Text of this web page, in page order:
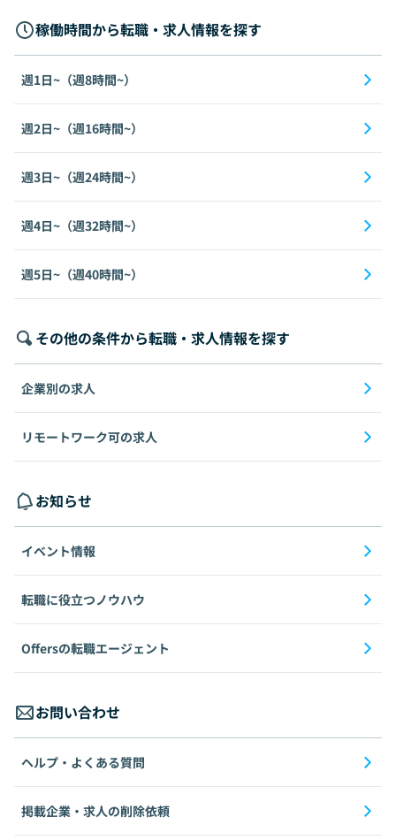
稼働時間から転職・求人情報を探す
週1日~（週8時間~）
週2日~（週16時間~）
週3日~（週24時間~）
週4日~（週32時間~）
週5日~（週40時間~）
その他の条件から転職・求人情報を探す
企業別の求人
リモートワーク可の求人
お知らせ
イベント情報
転職に役立つノウハウ
Offersの転職エージェント
お問い合わせ
ヘルプ・よくある質問
掲載企業・求人の削除依頼